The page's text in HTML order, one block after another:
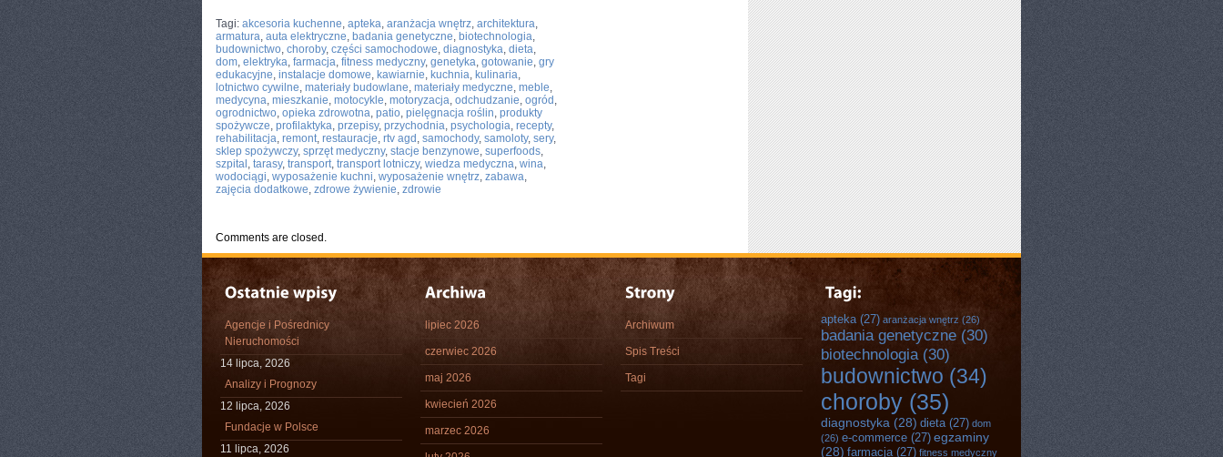
Tagi: akcesoria kuchenne, apteka, aranżacja wnętrz, architektura,
armatura, auta elektryczne, badania genetyczne, biotechnologia,
budownictwo, choroby, części samochodowe, diagnostyka, dieta,
dom, elektryka, farmacja, fitness medyczny, genetyka, gotowanie, gry
edukacyjne, instalacje domowe, kawiarnie, kuchnia, kulinaria,
lotnictwo cywilne, materiały budowlane, materiały medyczne, meble,
medycyna, mieszkanie, motocykle, motoryzacja, odchudzanie, ogród ,
ogrodnictwo, opieka zdrowotna, patio, pielęgnacja roślin, produkty
spożywcze, profilaktyka, przepisy, przychodnia, psychologia, recepty,
rehabilitacja, remont, restauracje, rtv agd , samochody, samoloty, sery,
sklep spożywczy, sprzęt medyczny, stacje benzynowe, superfoods,
szpital , tarasy, transport, transport lotniczy, wiedza medyczna, wina,
wodociągi, wyposażenie kuchni, wyposażenie wnętrz, zabawa,
zajęcia dodatkowe, zdrowe żywienie, zdrowie
Comments are closed.
Agencje i Pośrednicy
Nieruchomości
14 lipca, 2026
Analizy i Prognozy
12 lipca, 2026
Fundacje w Polsce
11 lipca, 2026
lipiec 2026
czerwiec 2026
maj 2026
kwiecień 2026
marzec 2026
Archiwum
Spis Treści
Tagi
apteka(27) aranżacja wnętrz (26)
badania genetyczne (30)
biotechnologia(30)
budownictwo (34)
choroby (35)
diagnostyka (28) dieta(27) dom
(26) e-commerce (27) egzaminy
(28) farmacja(27) fitness medyczny